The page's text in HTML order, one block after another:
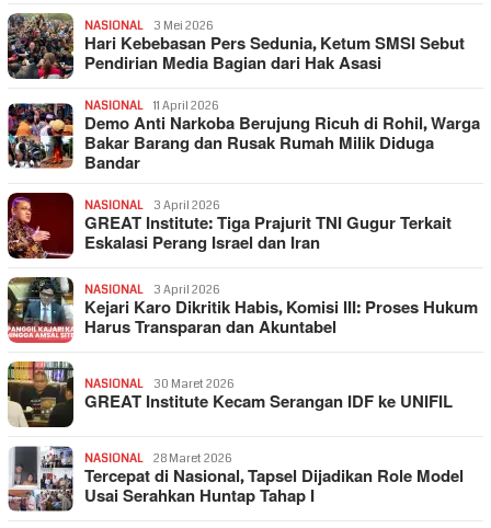
NASIONAL 3 Mei 2026
Hari Kebebasan Pers Sedunia, Ketum SMSI Sebut
Pendirian Media Bagian dari Hak Asasi
NASIONAL 11 April 2026
Demo Anti Narkoba Berujung Ricuh di Rohil, Warga
Bakar Barang dan Rusak Rumah Milik Diduga
Bandar
NASIONAL 3 April 2026
GREAT Institute: Tiga Prajurit TNI Gugur Terkait
Eskalasi Perang Israel dan Iran
NASIONAL 3 April 2026
Kejari Karo Dikritik Habis, Komisi III: Proses Hukum
Harus Transparan dan Akuntabel
NASIONAL 30 Maret 2026
GREAT Institute Kecam Serangan IDF ke UNIFIL
NASIONAL 28 Maret 2026
Tercepat di Nasional, Tapsel Dijadikan Role Model
Usai Serahkan Huntap Tahap I